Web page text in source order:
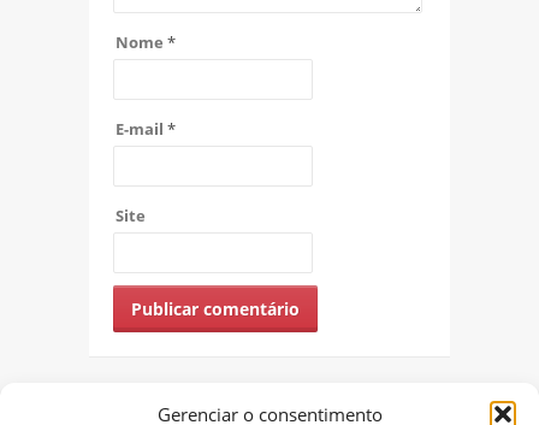
Gerenciar o consentimento
Nome *
E-mail *
Site